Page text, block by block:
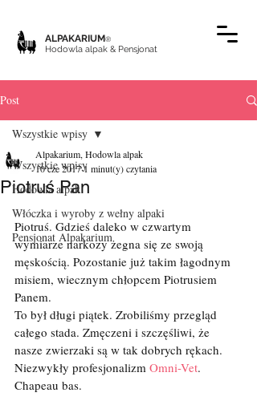
ALPAKARIUM®
Hodowla alpak & Pensjonat
Post
Wszystkie wpisy
Hodowla alpak
Włóczka i wyroby z wełny alpaki
Pensjonat Alpakarium
Wszystkie wpisy
Piotruś Pan
Alpakarium, Hodowla alpak
10 cze 20171 minut(y) czytania
Piotruś. Gdzieś daleko w czwartym
wymiarze narkozy żegna się ze swoją
męskością. Pozostanie już takim łagodnym
misiem, wiecznym chłopcem Piotrusiem
Panem.
To był długi piątek. Zrobiliśmy przegląd
całego stada. Zmęczeni i szczęśliwi, że
nasze zwierzaki są w tak dobrych rękach.
Niezwykły profesjonalizm Omni-Vet.
Chapeau bas.